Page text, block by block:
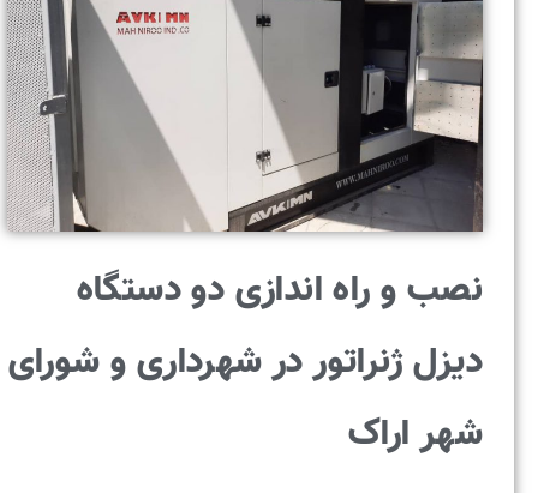
نصب و راه اندازی دو دستگاه
دیزل ژنراتور در شهرداری و شورای
شهر اراک